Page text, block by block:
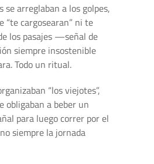
arreglaban a los golpes,
“te cargosearan” ni te
los pasajes —señal de
siempre insostenible
Todo un ritual.
“los viejotes”,
obligaban a beber un
para luego correr por el
siempre la jornada